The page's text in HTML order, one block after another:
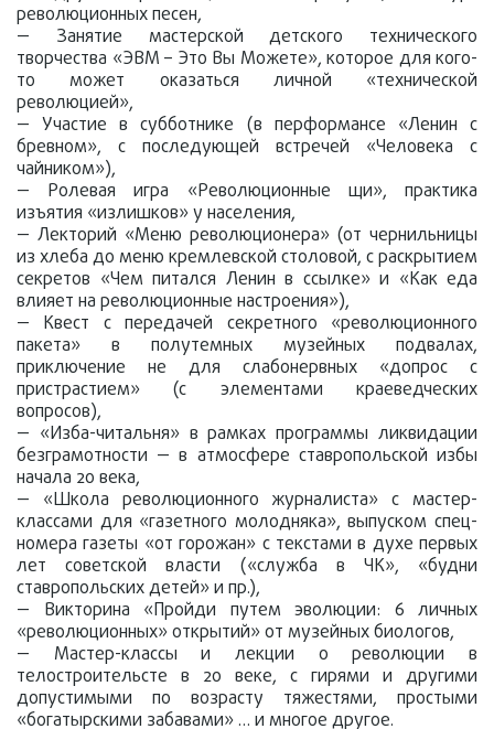
революционных песен,
— Занятие мастерской детского технического
творчества «ЭВМ – Это Вы Можете», которое для кого-
то может оказаться личной «технической
революцией»,
— Участие в субботнике (в перформансе «Ленин с
бревном», с последующей встречей «Человека с
чайником»),
— Ролевая игра «Революционные щи», практика
изъятия «излишков» у населения,
— Лекторий «Меню революционера» (от чернильницы
из хлеба до меню кремлевской столовой, с раскрытием
секретов «Чем питался Ленин в ссылке» и «Как еда
влияет на революционные настроения»),
— Квест с передачей секретного «революционного
пакета» в полутемных музейных подвалах,
приключение не для слабонервных «допрос с
пристрастием» (с элементами краеведческих
вопросов),
— «Изба-читальня» в рамках программы ликвидации
безграмотности — в атмосфере ставропольской избы
начала 20 века,
— «Школа революционного журналиста» с мастер-
классами для «газетного молодняка», выпуском спец-
номера газеты «от горожан» с текстами в духе первых
лет советской власти («служба в ЧК», «будни
ставропольских детей» и пр.),
— Викторина «Пройди путем эволюции: 6 личных
«революционных» открытий» от музейных биологов,
— Мастер-классы и лекции о революции в
телостроительсте в 20 веке, с гирями и другими
допустимыми по возрасту тяжестями, простыми
«богатырскими забавами» … и многое другое.